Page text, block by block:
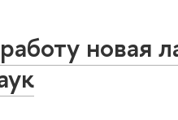
новая